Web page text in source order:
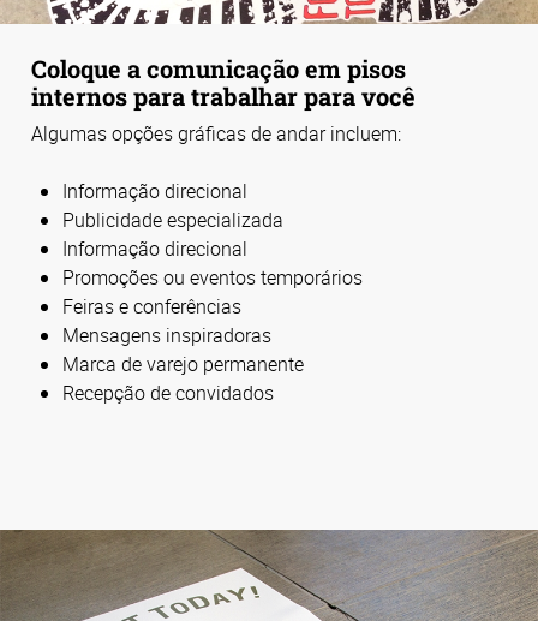
Coloque a comunicação em pisos
internos para trabalhar para você
Algumas opções gráficas de andar incluem:
Informação direcional
Publicidade especializada
Informação direcional
Promoções ou eventos temporários
Feiras e conferências
Mensagens inspiradoras
Marca de varejo permanente
Recepção de convidados